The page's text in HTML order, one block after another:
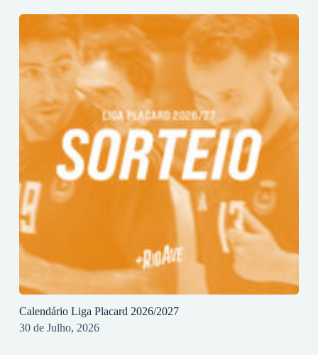
Calendário Liga Placard 2026/2027
30 de Julho, 2026